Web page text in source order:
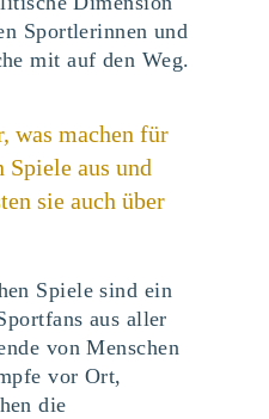
Sportlerinnen und
mit auf den Weg.
was machen für
aus und
sie auch über
Spiele sind ein
aus aller
von Menschen
vor Ort,
die